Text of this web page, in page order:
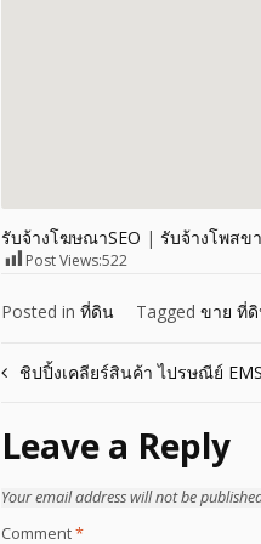
รับจ้างโฆษณาSEO | รับจ้างโพสข
Post Views:522
Posted in ที่ดิน Tagged ขาย ที่
Post
ชิปปิ้งเคลียร์สินค้า ไปรษณีย์ EMS
Leave a Reply
Your email address will not be
Comment*